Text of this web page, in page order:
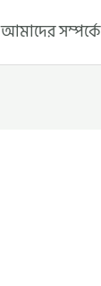
আমাদের সম্পর্কে